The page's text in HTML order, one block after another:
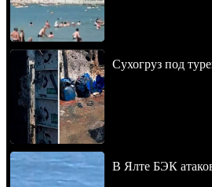
Сухогруз под
В Ялте БЭК